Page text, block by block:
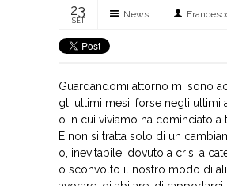
23
SET
News
Guardandomi attorno mi sono
gli ultimi mesi, forse negli ultimi
o in cui viviamo ha cominciato a
E non si tratta solo di un
o, inevitabile, dovuto a crisi a
o sconvolto il nostro modo di